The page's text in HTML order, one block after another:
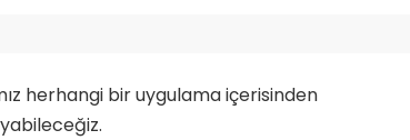
herhangi bir uygulama içerisinden